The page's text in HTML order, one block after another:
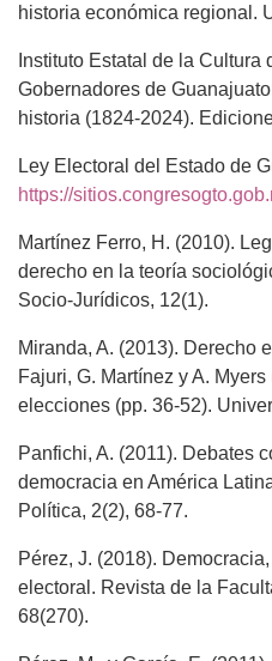
historia económica regional.
Instituto Estatal de la Cultura
Gobernadores de
historia (1824-2024).
Ley Electoral del Estado de
https://
Martínez Ferro, H. (2010).
derecho en la teoría
Socio-Jurídicos, 12(1).
Miranda, A. (2013). Derecho
Fajuri, G. Martínez y A.
elecciones (pp. 36-52).
Panfichi, A. (2011). Debates
democracia en América
Política, 2(2), 68-77.
Pérez, J. (2018).
electoral. Revista de la
68(270).